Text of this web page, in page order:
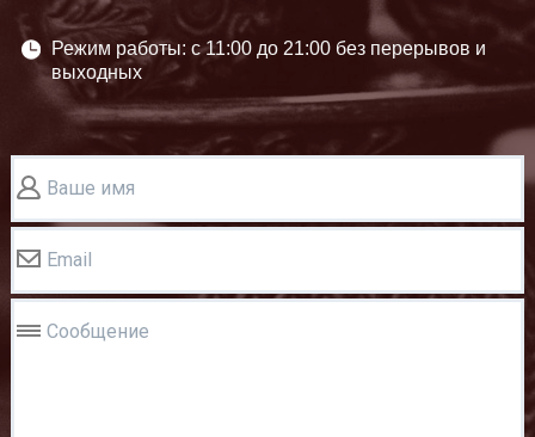
Режим работы: c 11:00 до 21:00 без перерывов и
выходных
Ваше имя
Email
Сообщение